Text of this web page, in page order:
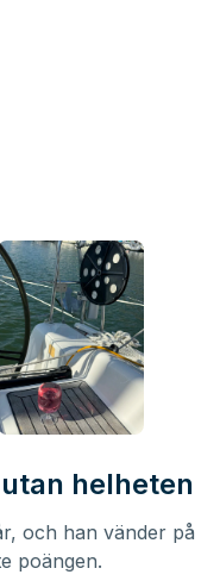
helheten
och han vänder på
poängen.